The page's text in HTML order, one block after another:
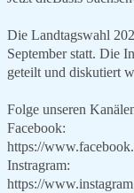
Die Landtagswahl
September statt. Die
geteilt und diskutiert
Folge unseren
Facebook:
https://
Instragram:
https://